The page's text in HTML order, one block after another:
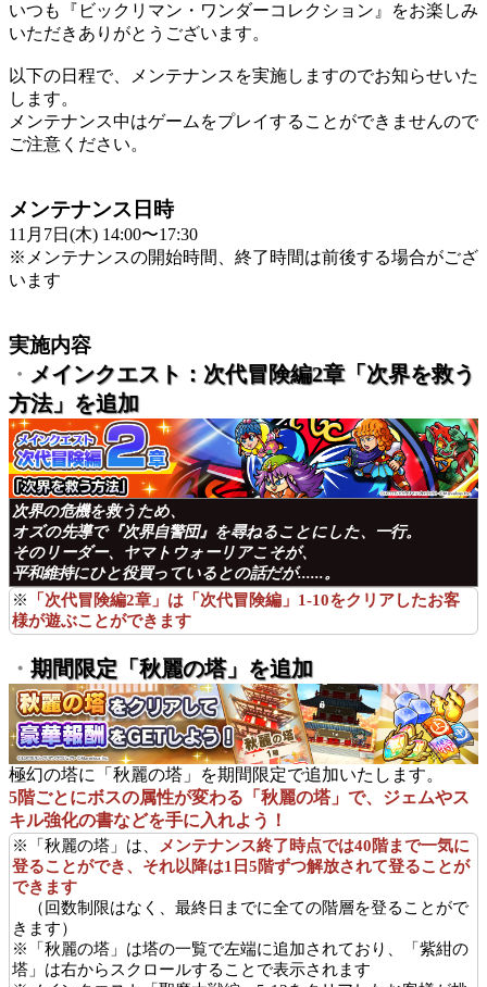
いつも『ビックリマン・ワンダーコレクション』をお楽しみ
いただきありがとうございます。
以下の日程で、メンテナンスを実施しますのでお知らせいた
します。
メンテナンス中はゲームをプレイすることができませんので
ご注意ください。
メンテナンス日時
11月7日(木) 14:00〜17:30
※メンテナンスの開始時間、終了時間は前後する場合がござ
います
実施内容
・ メインクエスト：次代冒険編2章「次界を救う
方法」を追加
次界の危機を救うため、
オズの先導で『次界自警団』を尋ねることにした、一行。
そのリーダー、ヤマトウォーリアこそが、
平和維持にひと役買っているとの話だが......。
※
「次代冒険編2章」は「次代冒険編」1-10をクリアしたお客
様が遊ぶことができます
・ 期間限定「秋麗の塔」を追加
極幻の塔に「秋麗の塔」を期間限定で追加いたします。
5階ごとにボスの属性が変わる「秋麗の塔」で、ジェムやス
キル強化の書などを手に入れよう！
※「秋麗の塔」は、
メンテナンス終了時点では40階まで一気に
登ることができ、それ以降は1日5階ずつ解放されて登ることが
できます
（回数制限はなく、最終日までに全ての階層を登ることがで
きます）
※「秋麗の塔」は塔の一覧で左端に追加されており、「紫紺の
塔」は右からスクロールすることで表示されます